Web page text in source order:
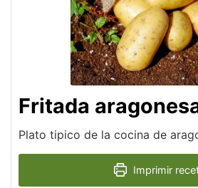
Fritada
Plato tipico de la cocina de
Imprimir